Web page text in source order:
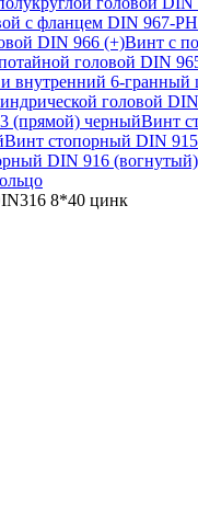
с фланцем DIN 967-
DIN 966 (+)Винт с
головой DIN
внутренний 6-
головой
(прямой) черныйВинт
Винт стопорный DIN
DIN 916
8*40 цинк